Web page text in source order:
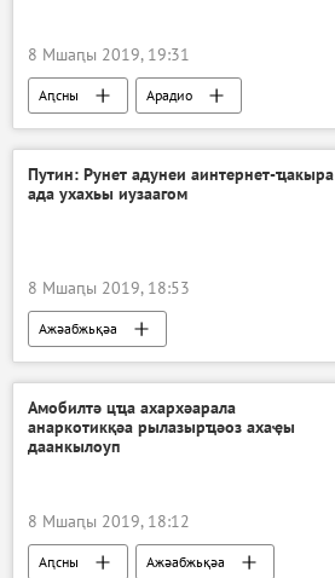
8 Мшаԥы 2019, 19:31
Аԥсны Арадио
Путин: Рунет адунеи аинтернет-ҵакыра
ада ухахьы иузаагом
8 Мшаԥы 2019, 18:53
Ажәабжьқәа
Амобилтә цҵа ахархәарала
анаркотикқәа рылазырҵәоз ахаҿы
даанкылоуп
8 Мшаԥы 2019, 18:12
Аԥсны Ажәабжьқәа